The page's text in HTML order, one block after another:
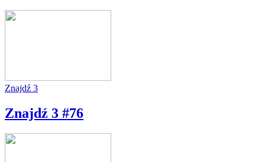
Znajdź 3
Znajdź 3 #76